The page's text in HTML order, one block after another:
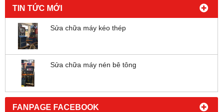
TIN TỨC MỚI
Sửa chữa máy kéo thép
Sửa chữa máy nén bê tông
FANPAGE FACEBOOK